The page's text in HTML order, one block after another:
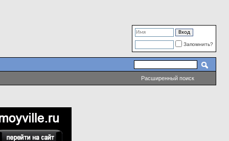
Запомнить?
Расширенный поиск